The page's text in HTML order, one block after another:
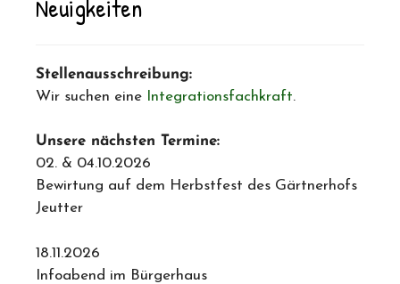
Neuigkeiten
Stellenausschreibung:
Wir suchen eine
Integrationsfachkraft.
Unsere nächsten Termine:
02. & 04.10.2026
Bewirtung auf dem Herbstfest des Gärtnerhofs
Jeutter
18.11.2026
Infoabend im Bürgerhaus